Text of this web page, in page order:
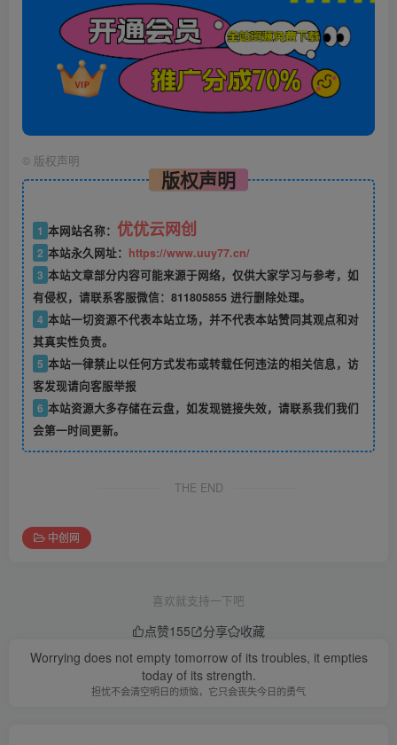
© 版权声明
版权声明
1 本网站名称： 优优云网创
2 本站永久网址： https://www.uuy77.cn/
3 本站文章部分内容可能来源于网络，仅供大家学习与参考，如
有侵权，请联系客服微信：811805855 进行删除处理。
4 本站一切资源不代表本站立场，并不代表本站赞同其观点和对
其真实性负责。
5 本站一律禁止以任何方式发布或转载任何违法的相关信息，访
客发现请向客服举报
6 本站资源大多存储在云盘，如发现链接失效，请联系我们我们
会第一时间更新。
THE END
中创网
喜欢就支持一下吧
点赞155 分享
收藏
Worrying does not empty tomorrow of its troubles, it empties
today of its strength.
担忧不会清空明日的烦恼，它只会丧失今日的勇气